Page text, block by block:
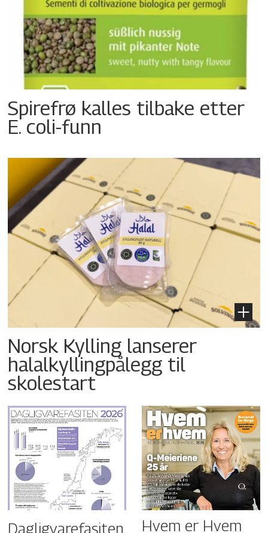
Spirefrø kalles tilbake etter
E. coli-funn
Norsk Kylling lanserer
halalkyllingpålegg til
skolestart
Dagligvarefasiten Hvem er Hvem